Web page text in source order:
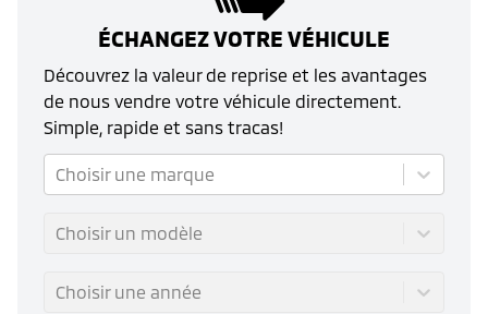
ÉCHANGEZ VOTRE VÉHICULE
Découvrez la valeur de reprise et les avantages
de nous vendre votre véhicule directement.
Simple, rapide et sans tracas!
Choisir une marque
Choisir un modèle
Choisir une année